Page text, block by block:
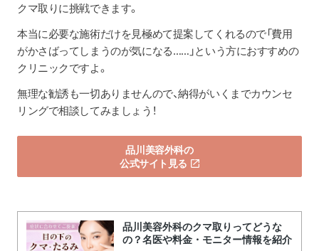
クマ取りに挑戦できます。
本当に必要な施術だけを見極めて提案してくれるので「費用
がかさばってしまうのが気になる……」という方におすすめの
クリニックですよ。
無理な勧誘も一切ありませんので、納得がいくまでカウンセ
リングで相談してみましょう！
品川美容外科の
公式サイト見る